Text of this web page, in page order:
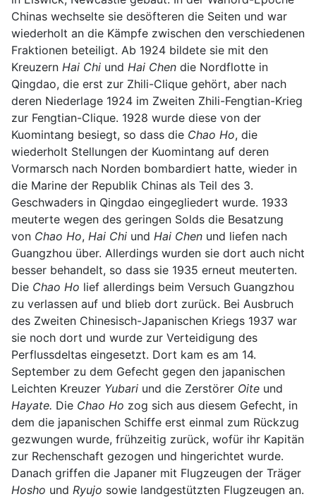
Chinas wechselte sie desöfteren die Seiten und war
wiederholt an die Kämpfe zwischen den verschiedenen
Fraktionen beteiligt. Ab 1924 bildete sie mit den
Kreuzern Hai Chi und Hai Chen die Nordflotte in
Qingdao, die erst zur Zhili-Clique gehört, aber nach
deren Niederlage 1924 im Zweiten Zhili-Fengtian-Krieg
zur Fengtian-Clique. 1928 wurde diese von der
Kuomintang besiegt, so dass die Chao Ho, die
wiederholt Stellungen der Kuomintang auf deren
Vormarsch nach Norden bombardiert hatte, wieder in
die Marine der Republik Chinas als Teil des 3.
Geschwaders in Qingdao eingegliedert wurde. 1933
meuterte wegen des geringen Solds die Besatzung
von Chao Ho, Hai Chi und Hai Chen und liefen nach
Guangzhou über. Allerdings wurden sie dort auch nicht
besser behandelt, so dass sie 1935 erneut meuterten.
Die Chao Ho lief allerdings beim Versuch Guangzhou
zu verlassen auf und blieb dort zurück. Bei Ausbruch
des Zweiten Chinesisch-Japanischen Kriegs 1937 war
sie noch dort und wurde zur Verteidigung des
Perflussdeltas eingesetzt. Dort kam es am 14.
September zu dem Gefecht gegen den japanischen
Leichten Kreuzer Yubari und die Zerstörer Oite und
Hayate. Die Chao Ho zog sich aus diesem Gefecht, in
dem die japanischen Schiffe erst einmal zum Rückzug
gezwungen wurde, frühzeitig zurück, wofür ihr Kapitän
zur Rechenschaft gezogen und hingerichtet wurde.
Danach griffen die Japaner mit Flugzeugen der Träger
Hosho und Ryujo sowie landgestützten Flugzeugen an.